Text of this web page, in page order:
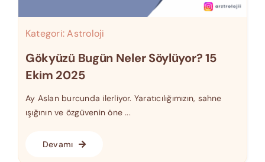
Kategori:Astroloji
Gökyüzü Bugün Neler Söylüyor? 15
Ekim 2025
Ay Aslan burcunda ilerliyor. Yaratıcılığımızın, sahne
ışığının ve özgüvenin öne ...
Devamı